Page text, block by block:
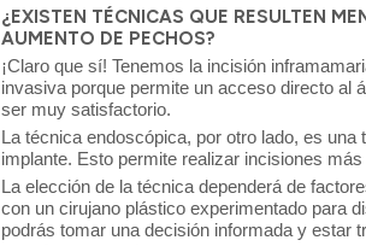
¿EXISTEN TÉCNICAS QUE RESULTEN
AUMENTO DE PECHOS?
¡Claro que sí! Tenemos la incisión
invasiva porque permite un acceso directo al
ser muy satisfactorio.
La técnica endoscópica, por otro lado, es
implante. Esto permite realizar incisiones
La elección de la técnica dependerá de
con un cirujano plástico experimentado para
podrás tomar una decisión informada y estar